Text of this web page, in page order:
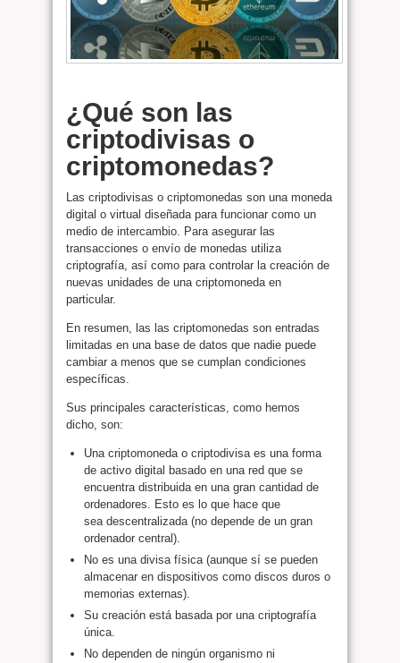
¿Qué son las
criptodivisas o
criptomonedas?
Las criptodivisas o criptomonedas son una moneda
digital o virtual diseñada para funcionar como un
medio de intercambio. Para asegurar las
transacciones o envío de monedas utiliza
criptografía, así como para controlar la creación de
nuevas unidades de una criptomoneda en
particular.
En resumen, las las criptomonedas son entradas
limitadas en una base de datos que nadie puede
cambiar a menos que se cumplan condiciones
específicas.
Sus principales características, como hemos
dicho, son:
Una criptomoneda o criptodivisa es una forma
de activo digital basado en una red que se
encuentra distribuida en una gran cantidad de
ordenadores. Esto es lo que hace que
sea descentralizada (no depende de un gran
ordenador central).
No es una divisa física (aunque sí se pueden
almacenar en dispositivos como discos duros o
memorias externas).
Su creación está basada por una criptografía
única.
No dependen de ningún organismo ni